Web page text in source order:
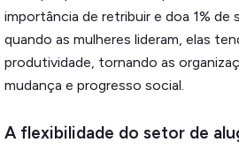
importância de retribuir e doa 1% de
quando as mulheres lideram, elas
produtividade, tornando as
mudança e progresso social.
A flexibilidade do setor de